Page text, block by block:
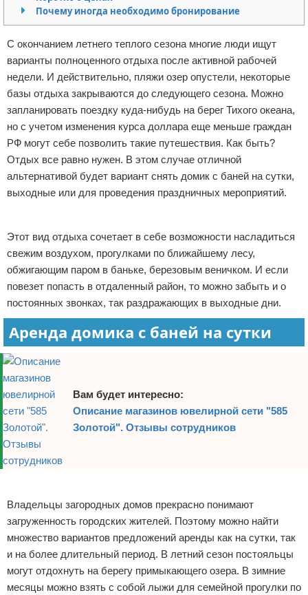
Начало бизнеса
Обзоры услуг
Самосовершенствование
Деловое общение
Менеджмент
Отказ от ответственности
Почему иногда необходимо бронирование
С окончанием летнего теплого сезона многие люди ищут
варианты полноценного отдыха после активной рабочей
недели. И действительно, пляжи озер опустели, некоторые
базы отдыха закрываются до следующего сезона. Можно
запланировать поездку куда-нибудь на берег Тихого океана,
но с учетом изменения курса доллара еще меньше граждан
РФ могут себе позволить такие путешествия. Как быть?
Отдых все равно нужен. В этом случае отличной
альтернативой будет вариант снять домик с баней на сутки,
выходные или для проведения праздничных мероприятий.
Этот вид отдыха сочетает в себе возможности насладиться
свежим воздухом, прогулками по ближайшему лесу,
обжигающим паром в баньке, березовым веничком. И если
повезет попасть в отдаленный район, то можно забыть и о
постоянных звонках, так раздражающих в выходные дни.
Аренда домика с баней на сутки
Вам будет интересно:
Описание магазинов ювелирной сети "585
Золотой". Отзывы сотрудников
Владельцы загородных домов прекрасно понимают
загруженность городских жителей. Поэтому можно найти
множество вариантов предложений аренды как на сутки, так
и на более длительный период. В летний сезон постояльцы
могут отдохнуть на берегу примыкающего озера. В зимние
месяцы можно взять с собой лыжи для семейной прогулки по